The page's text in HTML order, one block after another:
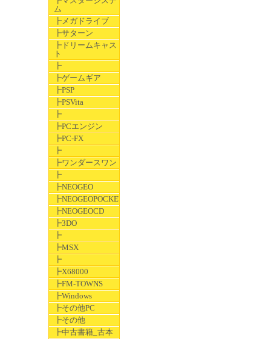
ム
┣メガドライブ
┣サターン
┣ドリームキャス
ト
┣
┣ゲームギア
┣PSP
┣PSVita
┣
┣PCエンジン
┣PC-FX
┣
┣ワンダースワン
┣
┣NEOGEO
┣NEOGEOPOCKET
┣NEOGEOCD
┣3DO
┣
┣MSX
┣
┣X68000
┣FM-TOWNS
┣Windows
┣その他PC
┣その他
┣中古書籍_古本